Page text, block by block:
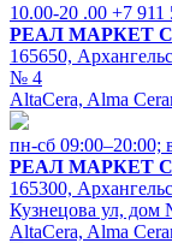
10.00-20 .00 +7 911
РЕАЛ МАРКЕТ
165650,
№ 4
AltaCera, Alma
пн-сб 09:00–20:00;
РЕАЛ МАРКЕТ
165300,
Кузнецова ул,
AltaCera, Alma